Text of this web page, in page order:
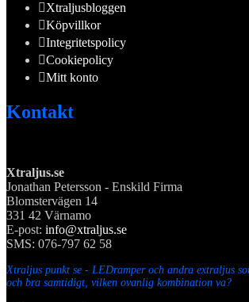
Xtraljusbloggen
Köpvillkor
Integritetspolicy
Cookiepolicy
Mitt konto
Kontakt
Xtraljus.se
Jonathan Petersson - Enskild Firma
Blomstervägen 14
331 42 Värnamo
E-post: info@xtraljus.se
SMS: 076-797 62 58
Xtraljus punkt se - LEDramper och andra extraljus
och bra samtidigt, vilken ovanlig kombination va?